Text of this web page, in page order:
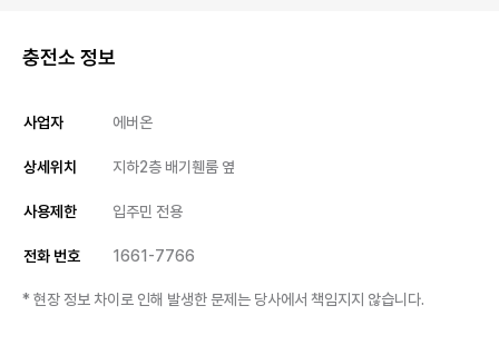
충전소 정보
사업자 에버온
상세위치 지하2층 배기휀룸 옆
사용제한 입주민 전용
전화 번호 1661-7766
* 현장 정보 차이로 인해 발생한 문제는 당사에서 책임지지 않습니다.